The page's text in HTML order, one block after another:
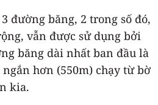
đường băng, 2 trong số đó,
vẫn được sử dụng bởi
băng dài nhất ban đầu là
hơn (550m) chạy từ bờ
kia.